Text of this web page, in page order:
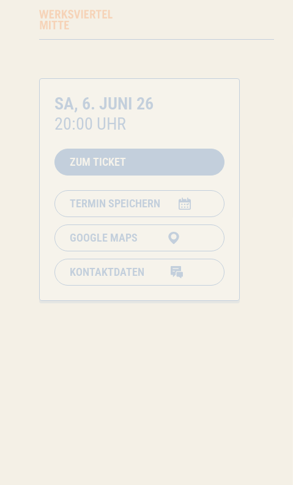
SA, 6. JUNI 26
20:00 UHR
ZUM TICKET
TERMIN SPEICHERN
GOOGLE MAPS
KONTAKTDATEN